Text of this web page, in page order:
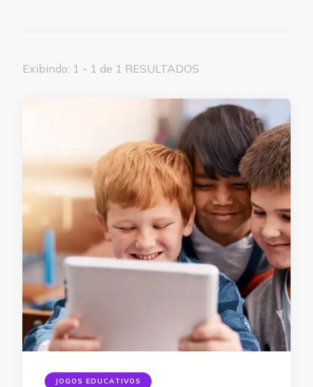
Exibindo: 1 - 1 de 1 RESULTADOS
JOGOS EDUCATIVOS